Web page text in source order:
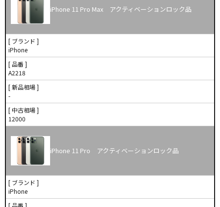
iPhone 11 Pro Max アクティベーションロック品
[ ブランド ]
iPhone
[ 品番 ]
A2218
[ 新品相場 ]
-
[ 中古相場 ]
12000
iPhone 11 Pro アクティベーションロック品
[ ブランド ]
iPhone